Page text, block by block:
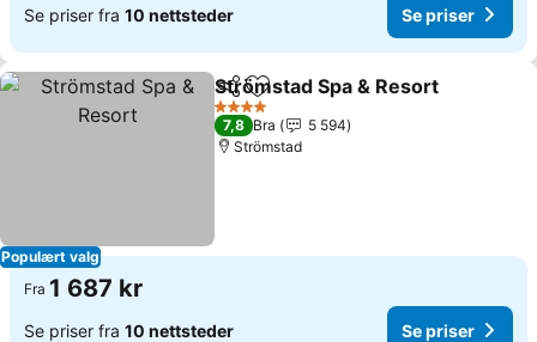
Se priser fra 10 nettsteder Se priser
Populært valg
Del Legg til i favoritter
Strömstad Spa & Resort
4 Stjerner
7,8 Bra
5 594
Strömstad
Fra 1 687 kr
Se priser fra 10 nettsteder Se priser